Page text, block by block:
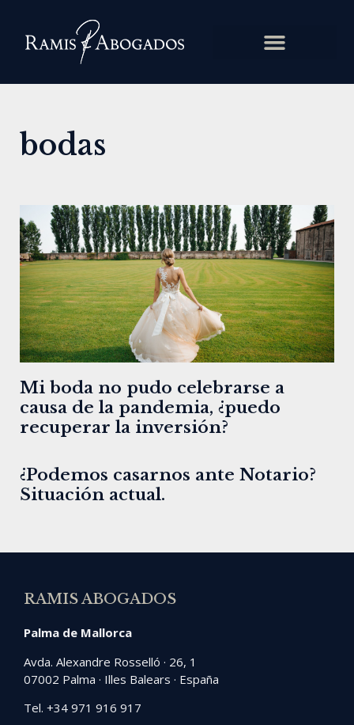
bodas
Mi boda no pudo celebrarse a
causa de la pandemia, ¿puedo
recuperar la inversión?
¿Podemos casarnos ante Notario?
Situación actual.
RAMIS ABOGADOS
Palma de Mallorca
Avda. Alexandre Rosselló · 26, 1
07002 Palma · Illes Balears · España
Tel. +34 971 916 917